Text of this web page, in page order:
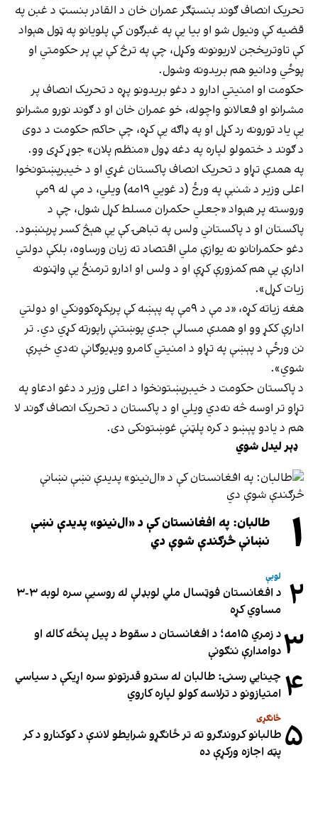
تحریک انصاف ګوند بنسټګر عمران خان د القادر بنسټ د غبن په
قضيه کې ونیول شو او بيا یې په غبرګون کې پلویانو په ټول هېواد
کې تاوتریخجن لاريونونه وکړل، چې په ترڅ کې یې پر حکومتي او
پوځي ودانیو هم بریدونه وشول.
حکومت او امنیتي ادارو د دغو بريدونو پړه د تحریک انصاف پر
مشرانو او فعالانو واچوله، خو عمران خان او د ګوند نورو مشرانو
یې یاد تورونه رد کړل او په ډاګه یې کړه، چې حاکم حکومت د دوی
د ګوند د ختمولو لپاره په دغه ډول «منظم پلان» جوړ کړی وو.
په همدې تړاو د تحریک انصاف پاکستان غړي او د خیبرپښتونخوا
اعلی وزیر د شنبې په ورځ (د غويي ۱۹مه) ویلي، د مې له ۹مې
وروسته پر هېواد «جعلي حکمران مسلط کړل شول، چې د
پاکستان او د پاکستاني ولس په تباهۍ کې یې هېڅ کسر پرېنښود.
دغو حکمرانانو نه یوازې ملي اقتصاد ته زیان ورساوه، بلکې دولتي
ادارې یې هم کمزورې کړې او د ولس او ادارو ترمنځ یې واټنونه
زیات کړل».
هغه زياته کړه، «د مې د ۹مې په پېښه کې پرېکړه‌کوونکي او دولتي
ادارې ککړ وو او همدې مسالې جدي پوښتنې راپورته کړي دي. تر
نن ورځې د پېښې په تړاو د امنيتي کامرو ويډیوګانې نه‌دي خپرې
شوي».
د پاکستان حکومت د خیبرپښتونخوا د اعلی وزیر د دغو ادعاو په
تړاو تر اوسه څه نه‌دي ویلي او د پاکستان د تحریک انصاف ګوند لا
هم د یادو پېښو د کره پلټنې غوښتونکی دی.
ډېر لیدل شوي
۱
طالبان: په افغانستان کې د «ال‌نینو» پدیدې نښې
نښانې څرګندې شوې دي
۲ لوبې
د افغانستان فوټسال ملي لوبډلې له روسیې سره لوبه ۳-۳
مساوي کړه
۳
د زمري ۱۵مه؛ د افغانستان د سقوط د پیل پنځه کاله او
دوامدارې ننګونې
۴ چینایي رسنۍ: طالبان له سترو قدرتونو سره اړیکې د سیاسي
امتیازونو د ترلاسه کولو لپاره کاروي
۵ ځانګړی
طالبانو کروندګرو ته تر ځانګړو شرایطو لاندې د کوکنارو د کر
پټه اجازه ورکړې ده